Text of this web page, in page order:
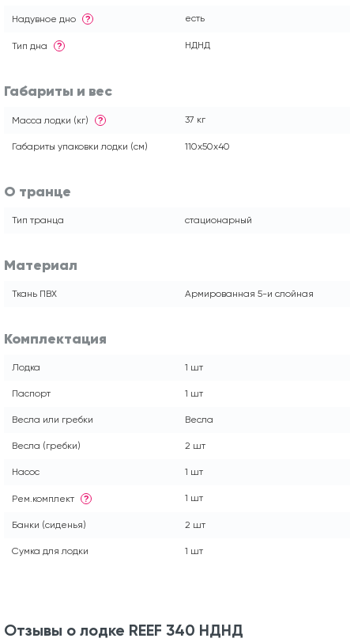
Надувное дно ? есть
Тип дна ? НДНД
Габариты и вес
Масса лодки (кг) ? 37 кг
Габариты упаковки лодки (см) 110x50x40
О транце
Тип транца стационарный
Материал
Ткань ПВХ Армированная 5-и слойная
Комплектация
Лодка 1 шт
Паспорт 1 шт
Весла или гребки Весла
Весла (гребки) 2 шт
Насос 1 шт
Рем.комплект ? 1 шт
Банки (сиденья) 2 шт
Сумка для лодки 1 шт
Отзывы о лодке REEF 340 НДНД